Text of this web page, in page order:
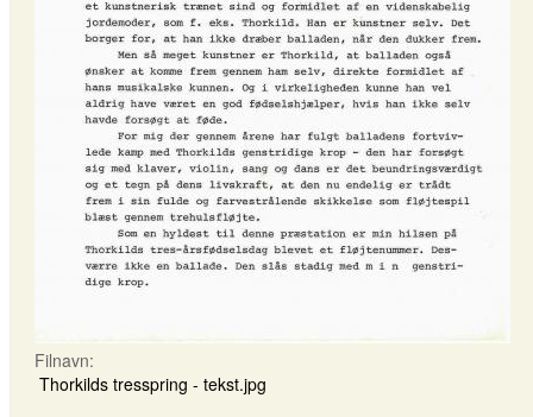
Filnavn:
Thorkilds tresspring - tekst.jpg